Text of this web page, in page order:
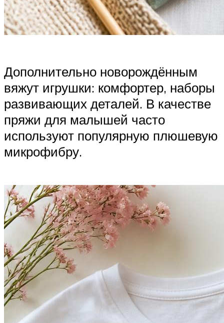
Дополнительно новорождённым
вяжут игрушки: комфортер, наборы
развивающих деталей. В качестве
пряжи для малышей часто
используют популярную плюшевую
микрофибру.